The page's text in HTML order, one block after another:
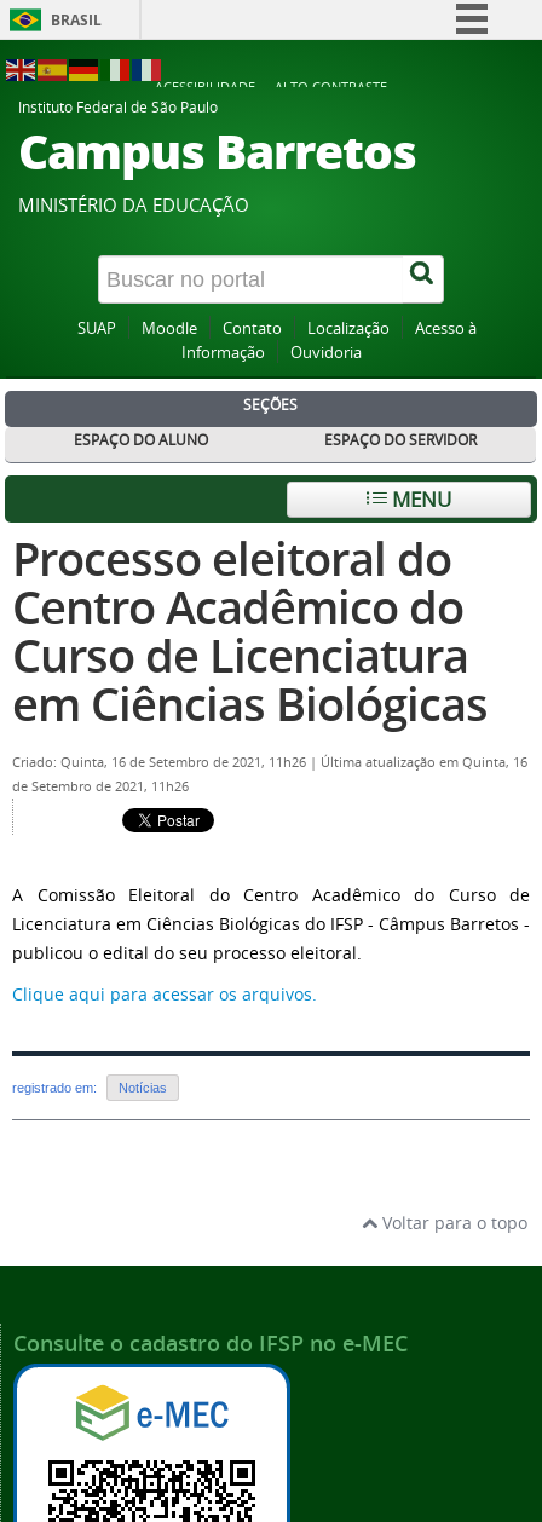
BRASIL
Participe
Acesso à informação
Canais
ACESSIBILIDADE
ALTO CONTRASTE
Instituto Federal de São Paulo
Campus Barretos
MINISTÉRIO DA EDUCAÇÃO
SUAP Moodle Contato Localização
Acesso à
Informação
Ouvidoria
SEÇÕES
ESPAÇO DO ALUNO
ESPAÇO DO SERVIDOR
MENU
Processo eleitoral do
Centro Acadêmico do
Curso de Licenciatura
em Ciências Biológicas
Criado: Quinta, 16 de Setembro de 2021, 11h26 | Última atualização em Quinta, 16
de Setembro de 2021, 11h26
A Comissão Eleitoral do Centro Acadêmico do Curso de
Licenciatura em Ciências Biológicas do IFSP - Câmpus Barretos -
publicou o edital do seu processo eleitoral.
Clique aqui para acessar os arquivos.
registrado em: Notícias
Voltar para o topo
Consulte o cadastro do IFSP no e-MEC